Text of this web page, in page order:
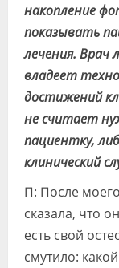
накопление
показывать
лечения. Врач
владеет
достижений
не считает
пациентку,
клинический
П: После
сказала, что
есть свой
смутило: